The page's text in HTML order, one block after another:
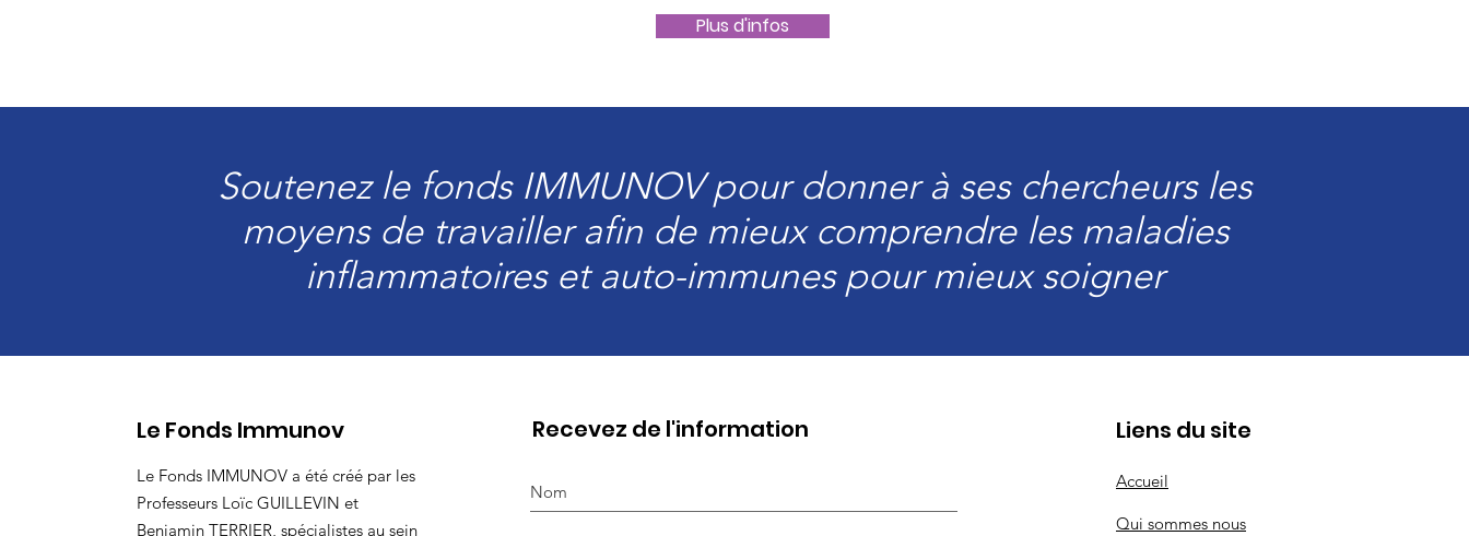
Plus d'infos
Soutenez le fonds IMMUNOV pour donner à ses chercheurs les
moyens de travailler afin de mieux comprendre les maladies
inflammatoires et auto-immunes pour mieux soigner
Le Fonds Immunov
Le Fonds IMMUNOV a été créé par les
Professeurs Loïc GUILLEVIN et
Benjamin TERRIER, spécialistes au sein
Recevez de l'information Liens du site
Accueil
Qui sommes nous